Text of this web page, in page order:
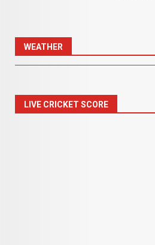
WEATHER
LIVE CRICKET SCORE